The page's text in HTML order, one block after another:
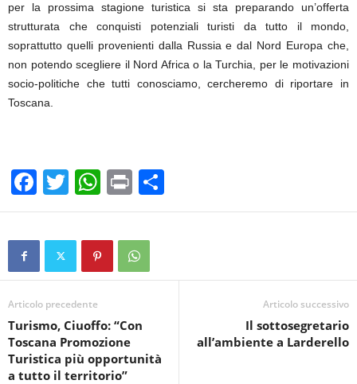
per la prossima stagione turistica si sta preparando un’offerta
strutturata che conquisti potenziali turisti da tutto il mondo,
soprattutto quelli provenienti dalla Russia e dal Nord Europa che,
non potendo scegliere il Nord Africa o la Turchia, per le motivazioni
socio-politiche che tutti conosciamo, cercheremo di riportare in
Toscana.
F
a
c
b
o
o
k
T
wi
tt
W
h
at
s
A
p
Pr
in
t
o
vi
Articolo precedente
Turismo, Ciuoffo: “Con
Toscana Promozione
Turistica più opportunità
a tutto il territorio”
Articolo successivo
Il sottosegretario
all’ambiente a Larderello